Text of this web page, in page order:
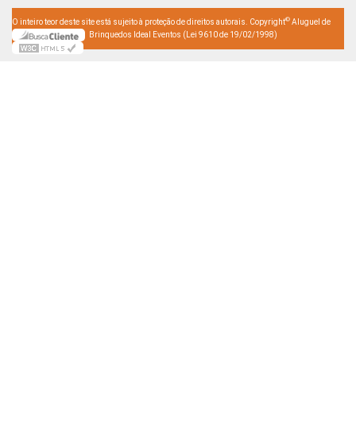
O inteiro teor deste site está sujeito à proteção de direitos autorais. Copyright© Aluguel de
Brinquedos Ideal Eventos (Lei 9610 de 19/02/1998)